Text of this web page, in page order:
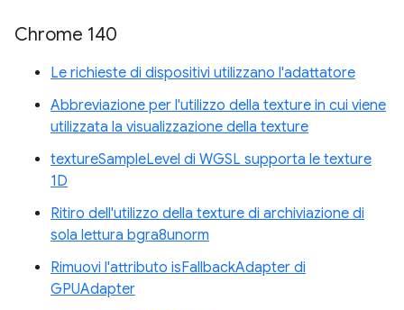
Chrome 140
Le richieste di dispositivi utilizzano l'adattatore
Abbreviazione per l'utilizzo della texture in cui viene
utilizzata la visualizzazione della texture
textureSampleLevel di WGSL supporta le texture
1D
Ritiro dell'utilizzo della texture di archiviazione di
sola lettura bgra8unorm
Rimuovi l'attributo isFallbackAdapter di
GPUAdapter